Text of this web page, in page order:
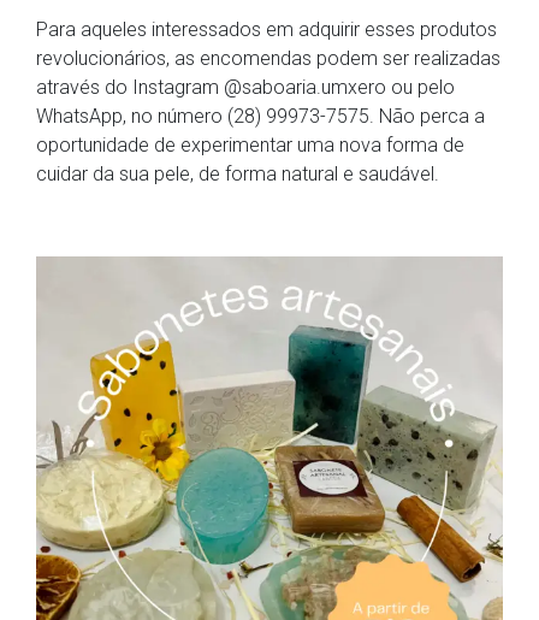
Para aqueles interessados em adquirir esses produtos
revolucionários, as encomendas podem ser realizadas
através do Instagram @saboaria.umxero ou pelo
WhatsApp, no número (28) 99973-7575. Não perca a
oportunidade de experimentar uma nova forma de
cuidar da sua pele, de forma natural e saudável.